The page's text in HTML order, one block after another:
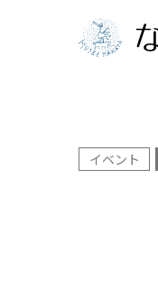
イベント